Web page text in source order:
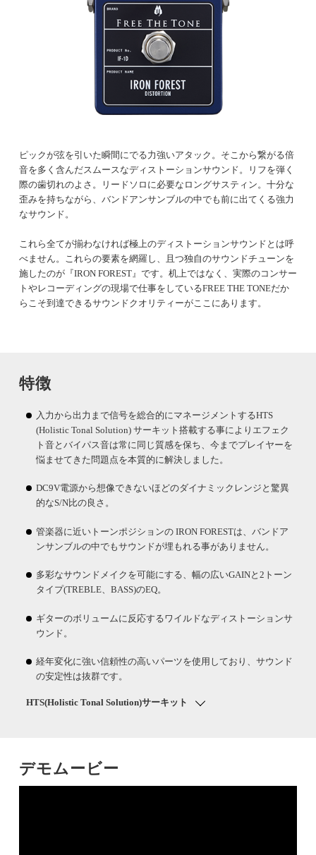
ピックが弦を引いた瞬間にでる力強いアタック。そこから繋がる倍
音を多く含んだスムースなディストーションサウンド。リフを弾く
際の歯切れのよさ。リードソロに必要なロングサスティン。十分な
歪みを持ちながら、バンドアンサンブルの中でも前に出てくる強力
なサウンド。
これら全てが揃わなければ極上のディストーションサウンドとは呼
べません。これらの要素を網羅し、且つ独自のサウンドチューンを
施したのが『IRON FOREST』です。机上ではなく、実際のコンサー
トやレコーディングの現場で仕事をしているFREE THE TONEだか
らこそ到達できるサウンドクオリティーがここにあります。
特徴
入力から出力まで信号を総合的にマネージメントするHTS
(Holistic Tonal Solution) サーキット搭載する事によりエフェク
ト音とバイパス音は常に同じ質感を保ち、今までプレイヤーを
悩ませてきた問題点を本質的に解決しました。
DC9V電源から想像できないほどのダイナミックレンジと驚異
的なS/N比の良さ。
管楽器に近いトーンポジションの IRON FORESTは、バンドア
ンサンブルの中でもサウンドが埋もれる事がありません。
多彩なサウンドメイクを可能にする、幅の広いGAINと2トーン
タイプ(TREBLE、BASS)のEQ。
ギターのボリュームに反応するワイルドなディストーションサ
ウンド。
経年変化に強い信頼性の高いパーツを使用しており、サウンド
の安定性は抜群です。
HTS(Holistic Tonal Solution)サーキット
デモムービー